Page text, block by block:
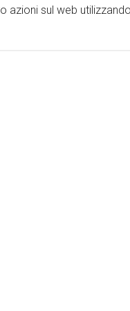
azioni sul web